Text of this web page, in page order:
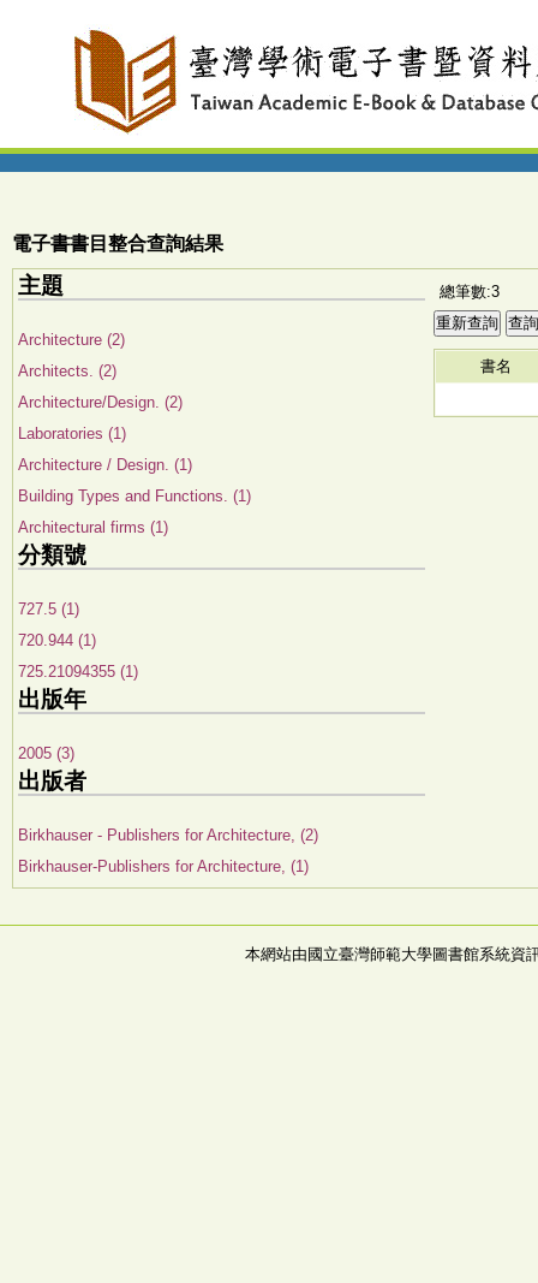
電子書書目整合查詢結果
主題
Architecture (2)
Architects. (2)
Architecture/Design. (2)
Laboratories (1)
Architecture / Design. (1)
Building Types and Functions. (1)
Architectural firms (1)
分類號
727.5 (1)
720.944 (1)
725.21094355 (1)
出版年
2005 (3)
出版者
Birkhauser - Publishers for Architecture, (2)
Birkhauser-Publishers for Architecture, (1)
總筆數:3
書名
本網站由國立臺灣師範大學圖書館系統資